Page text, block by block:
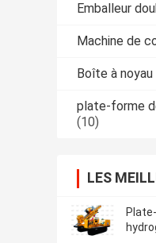
Emballeur
Machine de
Boîte à
plate-forme
(10)
LES